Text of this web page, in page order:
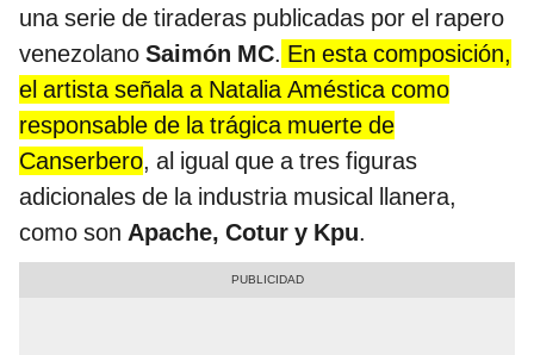
una serie de tiraderas publicadas por el rapero
venezolano Saimón MC. En esta composición,
el artista señala a Natalia Améstica como
responsable de la trágica muerte de
Canserbero, al igual que a tres figuras
adicionales de la industria musical llanera,
como son Apache, Cotur y Kpu.